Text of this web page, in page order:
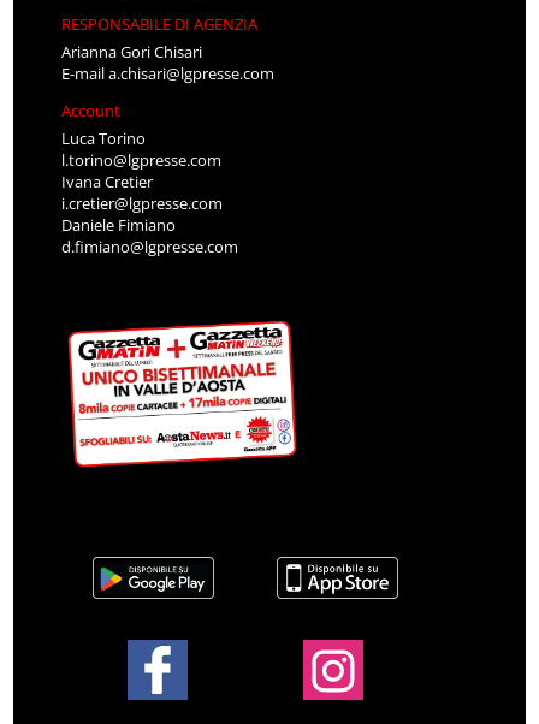
RESPONSABILE DI AGENZIA
Arianna Gori Chisari
E-maila.chisari@lgpresse.com
Account
Luca Torino
l.torino@lgpresse.com
Ivana Cretier
i.cretier@lgpresse.com
Daniele Fimiano
d.fimiano@lgpresse.com